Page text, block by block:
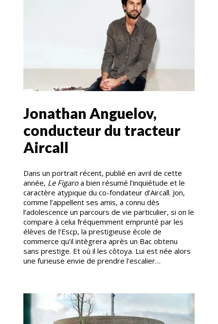
Jonathan Anguelov,
conducteur du tracteur
Aircall
Dans un portrait récent, publié en avril de cette
année, Le Figaroa bien résumé l’inquiétude et le
caractère atypique du co-fondateur d’Aircall. Jon,
comme l’appellent ses amis, a connu dès
l’adolescence un parcours de vie particulier, si on le
compare à celui fréquemment emprunté par les
élèves de l’Escp, la prestigieuse école de
commerce qu’il intègrera après un Bac obtenu
sans prestige. Et où il les côtoya. Lui est née alors
une furieuse envie de prendre l’escalier…